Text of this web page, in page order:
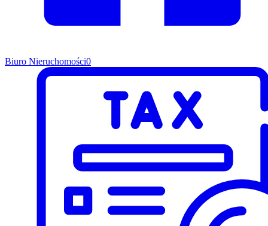
Biuro Nieruchomości0